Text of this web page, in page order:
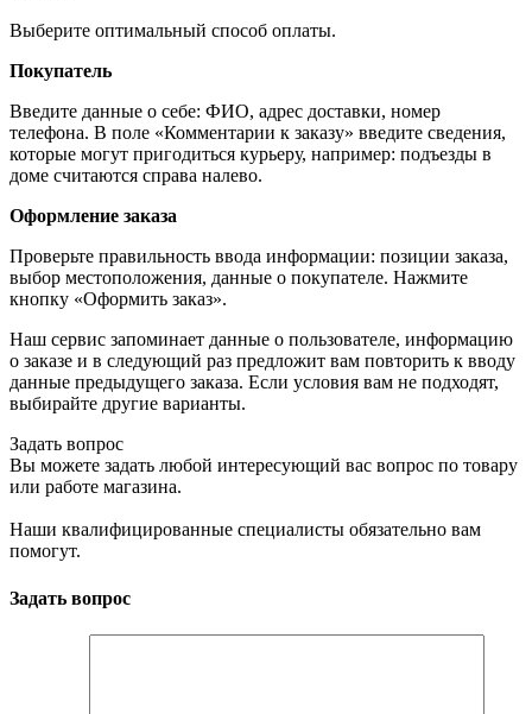
Выберите оптимальный способ оплаты.
Покупатель
Введите данные о себе: ФИО, адрес доставки, номер
телефона. В поле «Комментарии к заказу» введите сведения,
которые могут пригодиться курьеру, например: подъезды в
доме считаются справа налево.
Оформление заказа
Проверьте правильность ввода информации: позиции заказа,
выбор местоположения, данные о покупателе. Нажмите
кнопку «Оформить заказ».
Наш сервис запоминает данные о пользователе, информацию
о заказе и в следующий раз предложит вам повторить к вводу
данные предыдущего заказа. Если условия вам не подходят,
выбирайте другие варианты.
Задать вопрос
Вы можете задать любой интересующий вас вопрос по товару
или работе магазина.
Наши квалифицированные специалисты обязательно вам
помогут.
Задать вопрос